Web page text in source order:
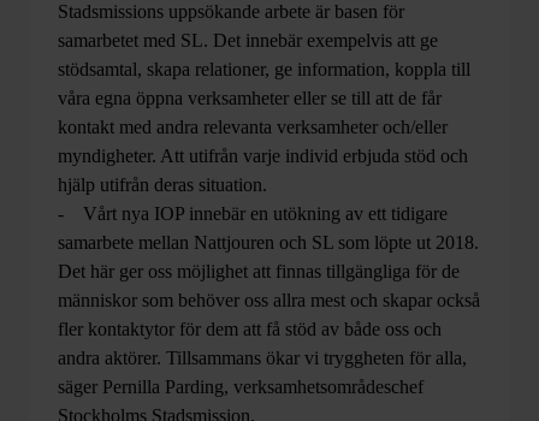
Stadsmissions uppsökande arbete är basen för
samarbetet med SL. Det innebär exempelvis att ge
stödsamtal, skapa relationer, ge information, koppla till
våra egna öppna verksamheter eller se till att de får
kontakt med andra relevanta verksamheter och/eller
myndigheter. Att utifrån varje individ erbjuda stöd och
hjälp utifrån deras situation.
- Vårt nya IOP innebär en utökning av ett tidigare
samarbete mellan Nattjouren och SL som löpte ut 2018.
Det här ger oss möjlighet att finnas tillgängliga för de
människor som behöver oss allra mest och skapar också
fler kontaktytor för dem att få stöd av både oss och
andra aktörer. Tillsammans ökar vi tryggheten för alla,
säger Pernilla Parding, verksamhetsområdeschef
Stockholms Stadsmission.